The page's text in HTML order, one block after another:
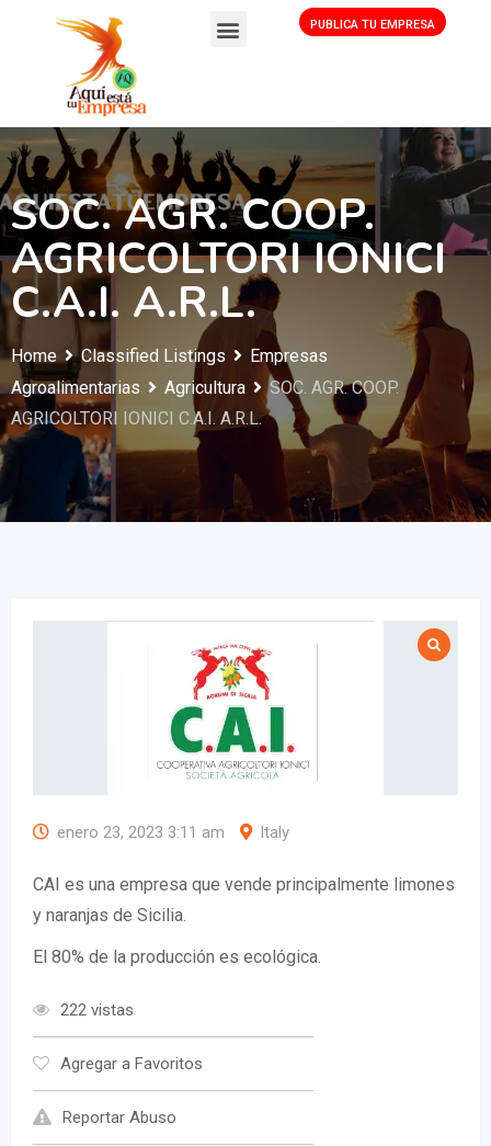
PUBLICA TU EMPRESA
SOC. AGR. COOP.
AGRICOLTORI IONICI
C.A.I. A.R.L.
Home Classified Listings
Empresas
Agroalimentarias
Agricultura
SOC. AGR. COOP.
AGRICOLTORI IONICI C.A.I. A.R.L.
enero 23, 2023 3:11 am Italy
CAI es una empresa que vende principalmente limones
y naranjas de Sicilia.
El 80% de la producción es ecológica.
222 vistas
Agregar a Favoritos
Reportar Abuso